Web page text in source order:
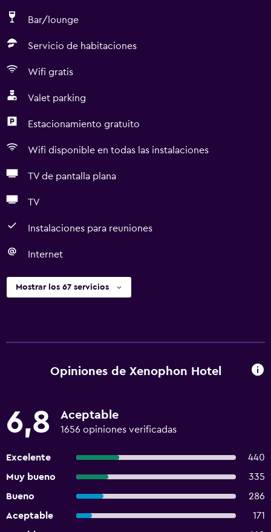
Bar/lounge
Servicio de habitaciones
Wifi gratis
Valet parking
Estacionamiento gratuito
Wifi disponible en todas las instalaciones
TV de pantalla plana
TV
Instalaciones para reuniones
Internet
Mostrar los 67 servicios
Opiniones de Xenophon Hotel
6,8 Aceptable
1656 opiniones verificadas
Excelente
440
Muy bueno
335
Bueno
286
Aceptable
171